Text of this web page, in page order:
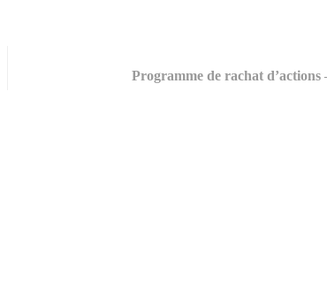
Programme de rachat d’actions